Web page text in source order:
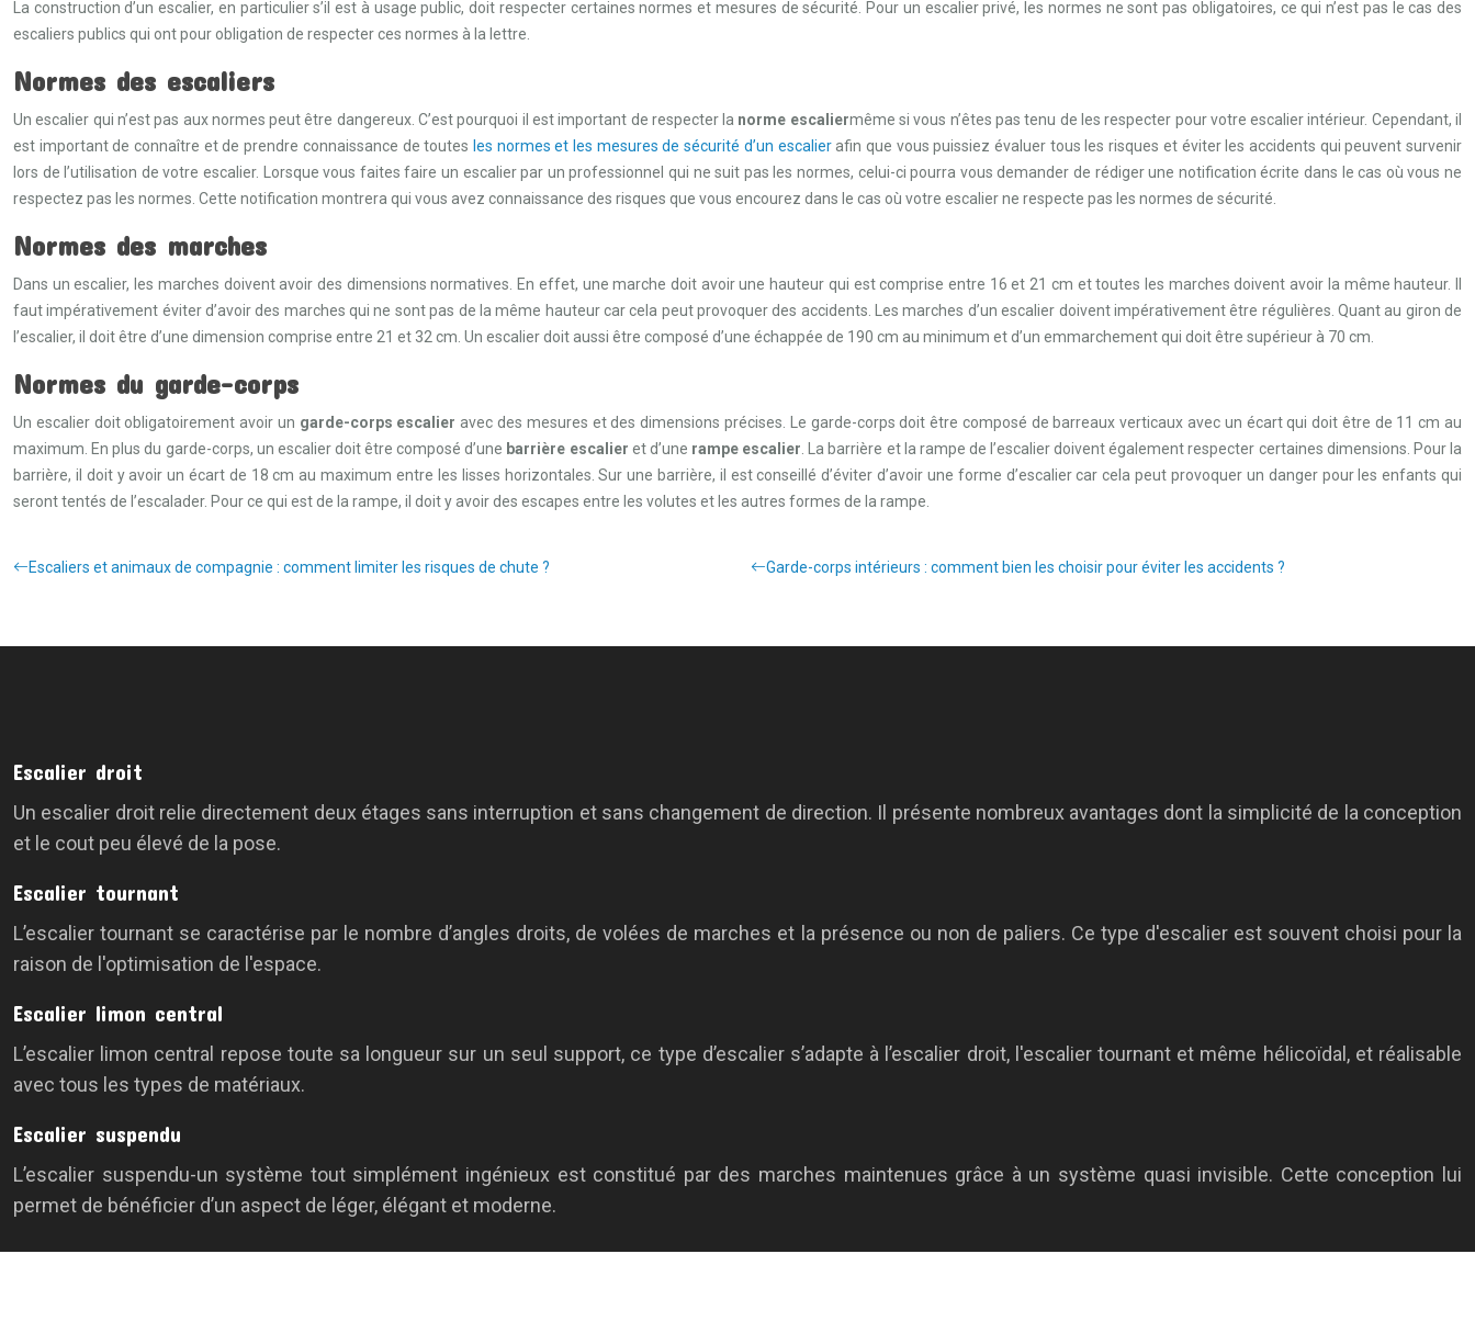
La construction d’un escalier, en particulier s’il est à usage public, doit respecter certaines normes et mesures de sécurité. Pour un escalier privé, les normes ne sont pas obligatoires, ce qui n’est pas le cas des
escaliers publics qui ont pour obligation de respecter ces normes à la lettre.
Normes des escaliers
Un escalier qui n’est pas aux normes peut être dangereux. C’est pourquoi il est important de respecter la norme escaliermême si vous n’êtes pas tenu de les respecter pour votre escalier intérieur. Cependant, il
est important de connaître et de prendre connaissance de toutes les normes et les mesures de sécurité d’un escalierafin que vous puissiez évaluer tous les risques et éviter les accidents qui peuvent survenir
lors de l’utilisation de votre escalier. Lorsque vous faites faire un escalier par un professionnel qui ne suit pas les normes, celui-ci pourra vous demander de rédiger une notification écrite dans le cas où vous ne
respectez pas les normes. Cette notification montrera qui vous avez connaissance des risques que vous encourez dans le cas où votre escalier ne respecte pas les normes de sécurité.
Normes des marches
Dans un escalier, les marches doivent avoir des dimensions normatives. En effet, une marche doit avoir une hauteur qui est comprise entre 16 et 21 cm et toutes les marches doivent avoir la même hauteur. Il
faut impérativement éviter d’avoir des marches qui ne sont pas de la même hauteur car cela peut provoquer des accidents. Les marches d’un escalier doivent impérativement être régulières. Quant au giron de
l’escalier, il doit être d’une dimension comprise entre 21 et 32 cm. Un escalier doit aussi être composé d’une échappée de 190 cm au minimum et d’un emmarchement qui doit être supérieur à 70 cm.
Normes du garde-corps
Un escalier doit obligatoirement avoir un garde-corps escalier avec des mesures et des dimensions précises. Le garde-corps doit être composé de barreaux verticaux avec un écart qui doit être de 11 cm au
maximum. En plus du garde-corps, un escalier doit être composé d’une barrière escalier et d’une rampe escalier . La barrière et la rampe de l’escalier doivent également respecter certaines dimensions. Pour la
barrière, il doit y avoir un écart de 18 cm au maximum entre les lisses horizontales. Sur une barrière, il est conseillé d’éviter d’avoir une forme d’escalier car cela peut provoquer un danger pour les enfants qui
seront tentés de l’escalader. Pour ce qui est de la rampe, il doit y avoir des escapes entre les volutes et les autres formes de la rampe.
Escaliers et animaux de compagnie : comment limiter les risques de chute ? Garde-corps intérieurs : comment bien les choisir pour éviter les accidents ?
Escalier droit
Un escalier droit relie directement deux étages sans interruption et sans changement de direction. Il présente nombreux avantages dont la simplicité de la conception
et le cout peu élevé de la pose.
Escalier tournant
L’escalier tournant se caractérise par le nombre d’angles droits, de volées de marches et la présence ou non de paliers. Ce type d'escalier est souvent choisi pour la
raison de l'optimisation de l'espace.
Escalier limon central
L’escalier limon central repose toute sa longueur sur un seul support, ce type d’escalier s’adapte à l’escalier droit, l'escalier tournant et même hélicoïdal, et réalisable
avec tous les types de matériaux.
Escalier suspendu
L’escalier suspendu-un système tout simplément ingénieux est constitué par des marches maintenues grâce à un système quasi invisible. Cette conception lui
permet de bénéficier d’un aspect de léger, élégant et moderne.